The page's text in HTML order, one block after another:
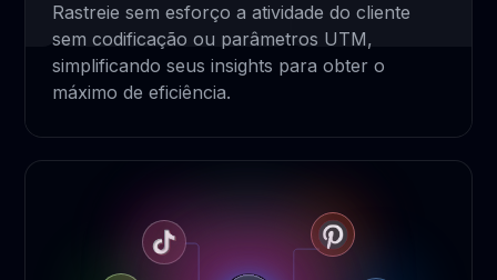
Rastreie sem esforço a atividade do cliente
sem codificação ou parâmetros UTM,
simplificando seus insights para obter o
máximo de eficiência.